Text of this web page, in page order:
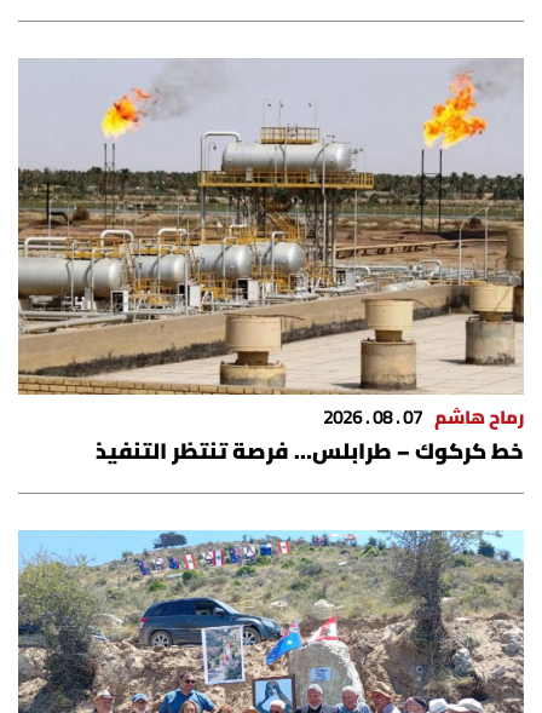
رماح هاشم 07 . 08 . 2026
خط كركوك – طرابلس… فرصة تنتظر التنفيذ